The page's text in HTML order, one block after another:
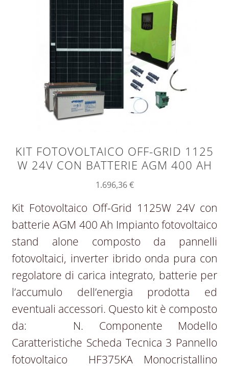
KIT FOTOVOLTAICO OFF-GRID 1125
W 24V CON BATTERIE AGM 400 AH
1.696,36€
Kit Fotovoltaico Off-Grid 1125W 24V con
batterie AGM 400 Ah Impianto fotovoltaico
stand alone composto da pannelli
fotovoltaici, inverter ibrido onda pura con
regolatore di carica integrato, batterie per
l’accumulo dell’energia prodotta ed
eventuali accessori. Questo kit è composto
da: N. Componente Modello
Caratteristiche Scheda Tecnica 3 Pannello
fotovoltaico HF375KA Monocristallino